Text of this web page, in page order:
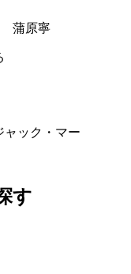
蒲原寧
ック・マー
す